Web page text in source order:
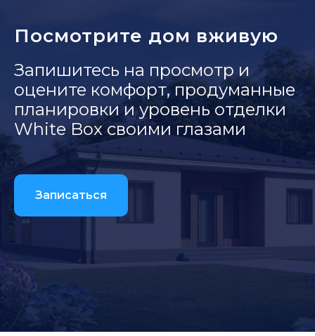
Посмотрите дом вживую
Запишитесь на просмотр и
оцените комфорт, продуманные
планировки и уровень отделки
White Box своими глазами
Записаться